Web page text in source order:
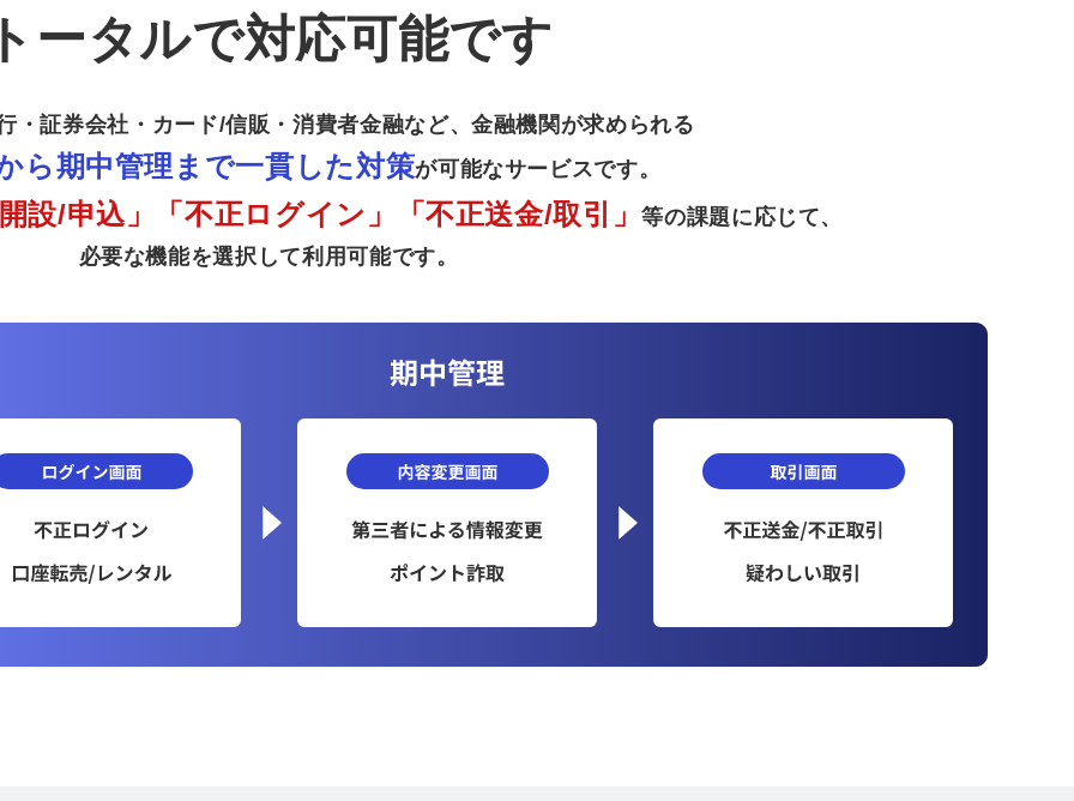
ータルで対応可能です
・証券会社・カード/信販・消費者金融など、金融機関が求められる
ら期中管理まで一貫した対策が可能なサービスです。
設/申込」「不正ログイン」「不正送金/取引」等の課題に応じて、
必要な機能を選択して利用可能です。